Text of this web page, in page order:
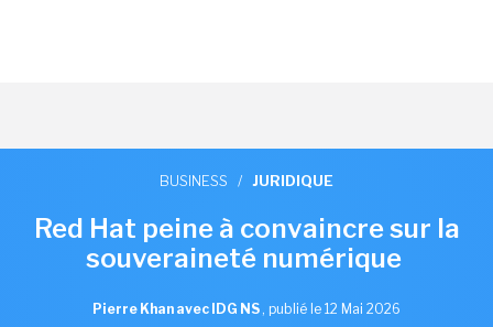
BUSINESS / JURIDIQUE
Red Hat peine à convaincre sur la
souveraineté numérique
Pierre Khan avec IDG NS , publié le 12 Mai 2026